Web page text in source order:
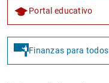
Portal educativo
Finanzas para todos